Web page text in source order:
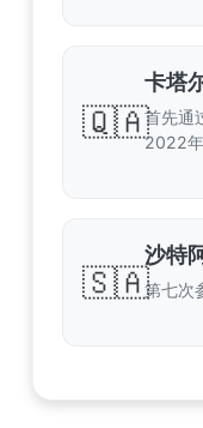
🇶🇦
卡塔
首先通
2022
🇸🇦
沙特
第七次